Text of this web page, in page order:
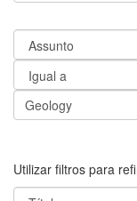
Utilizar filtros para